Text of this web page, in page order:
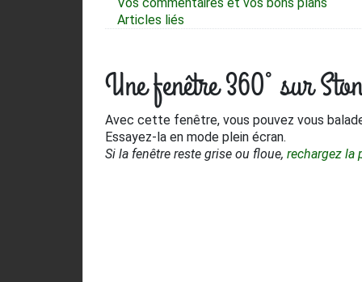
Vos commentaires et vos bons plans
Articles liés
Une fenêtre 360° sur
Avec cette fenêtre, vous pouvez vous
Essayez-la en mode plein écran.
Si la fenêtre reste grise ou floue, rechargez la